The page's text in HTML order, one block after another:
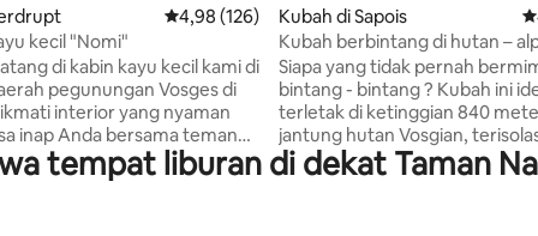
Nilai rata-rata 4,98 dari 5, 126 ulasan
4,98 (126)
kecil "Nomi"
di kabin kayu kecil kami di
pegunungan Vosges di
interior yang nyaman
inap Anda bersama teman
Tempat ini dilengkapi
yang
Kubah di Sapois
Kubah berbintang di hutan –
alam Gérardmer
Siapa yang tidak pernah
bintang - bintang ? Kubah ini
terletak di ketinggian 840
jantung hutan Vosgian,
tetangga mana pun, untuk
yang optimal. Terletak di teras
tempat liburan di dekat Taman